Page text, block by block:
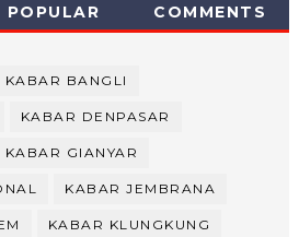
POPULAR COMMENTS
KABAR BANGLI
KABAR DENPASAR
KABAR GIANYAR
KABAR JEMBRANA
KABAR KLUNGKUNG